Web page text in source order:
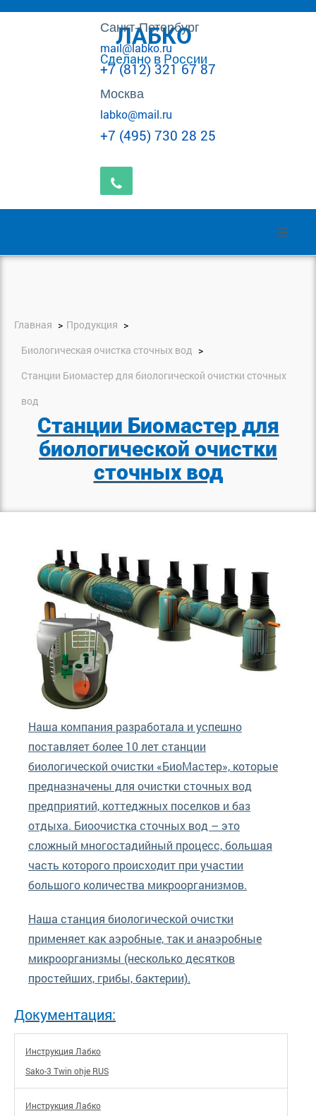
ЛАБКО
Сделано в России
Санкт-Петербург
mail@labko.ru
+7 (812) 321 67 87
Москва
labko@mail.ru
+7 (495) 730 28 25
Главная
Продукция
Биологическая очистка сточных вод
Станции Биомастер для биологической очистки сточных
вод
Станции Биомастер для
биологической очистки
сточных вод
Наша компания разработала и успешно
поставляет более 10 лет станции
биологической очистки «БиоМастер», которые
предназначены для очистки сточных вод
предприятий, коттеджных поселков и баз
отдыха. Биоочистка сточных вод – это
сложный многостадийный процесс, большая
часть которого происходит при участии
большого количества микроорганизмов.
Наша станция биологической очистки
применяет как аэробные, так и анаэробные
микроорганизмы (несколько десятков
простейших, грибы, бактерии).
Документация:
Септики для дач и коттеджей Лабко SAKO
Инструкция Лабко
Sako-3 Twin ohje RUS
Инструкция Лабко